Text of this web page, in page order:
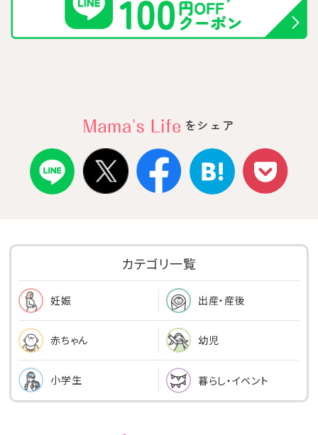
をシェア
カテゴリ一覧
妊娠 出産・産後
赤ちゃん 幼児
小学生 暮らし・イベント